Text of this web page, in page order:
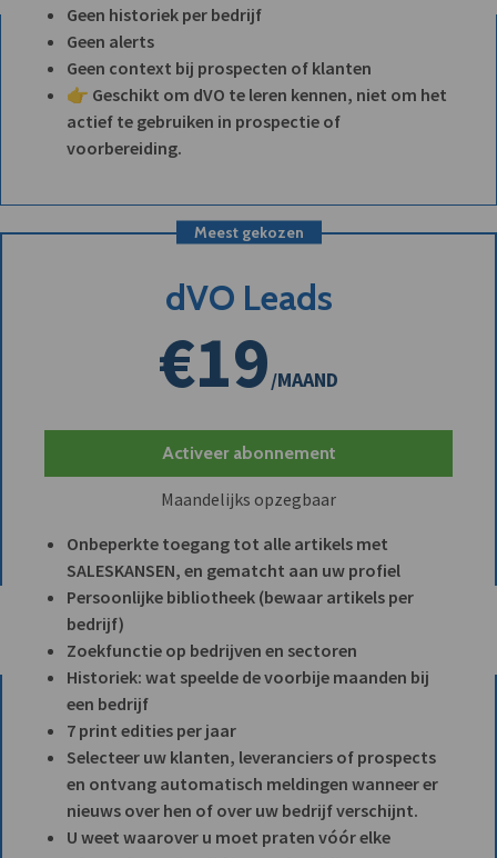
Geen historiek per bedrijf
Geen alerts
Geen context bij prospecten of klanten
👉 Geschikt om dVO te leren kennen, niet om het
actief te gebruiken in prospectie of
voorbereiding.
Meest gekozen
dVO Leads
€19/MAAND
Activeer abonnement
Maandelijks opzegbaar
Onbeperkte toegang tot alle artikels met
SALESKANSEN, en gematcht aan uw profiel
Persoonlijke bibliotheek (bewaar artikels per
bedrijf)
Zoekfunctie op bedrijven en sectoren
Historiek: wat speelde de voorbije maanden bij
een bedrijf
7 print edities per jaar
Selecteer uw klanten, leveranciers of prospects
en ontvang automatisch meldingen wanneer er
nieuws over hen of over uw bedrijf verschijnt.
U weet waarover u moet praten vóór elke